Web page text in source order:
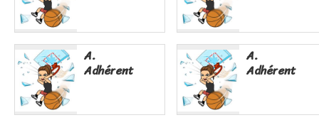
A.
Adhérent
A.
Adhérent